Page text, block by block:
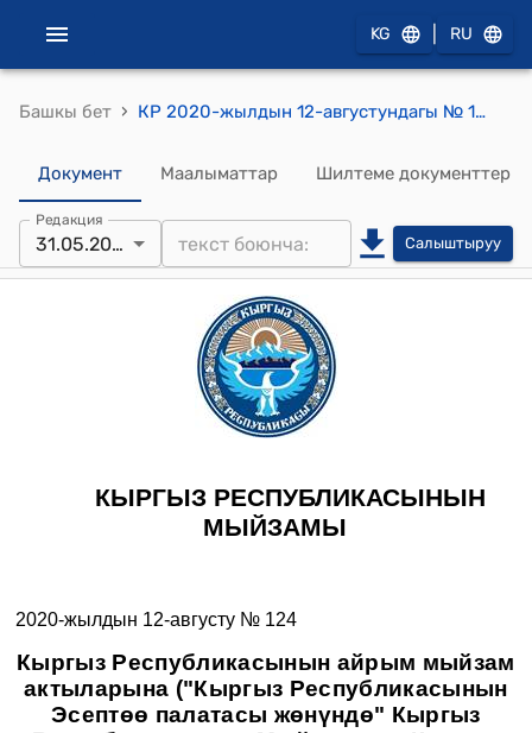
KG RU
Башкы бет › КР 2020-жылдын 12-августундагы № 124 "Кыргыз Республикасынын айрым мыйзам актыларына ("Кыргыз Республикасынын Эсептөө палатасы жөнүндө" Кыргыз Республикасынын Мыйзамына, Кыргыз Республикасынын Бюджеттик кодексине) өзгөртүүлөрдү киргизүү тууралуу" Мыйзамы
Документ Маалыматтар Шилтеме документтер
Редакция
31.05.2023 Салыштыруу